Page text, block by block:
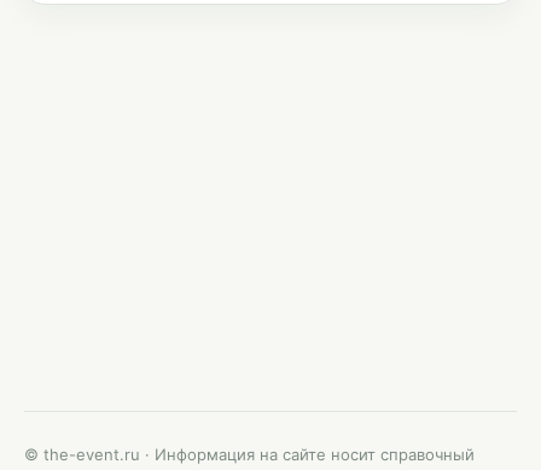
© the-event.ru · Информация на сайте носит справочный